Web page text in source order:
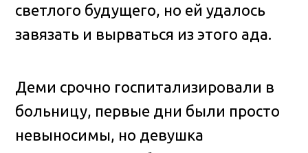
светлого будущего, но ей удалось
завязать и вырваться из этого ада.
Деми срочно госпитализировали в
больницу, первые дни были просто
невыносимы, но девушка